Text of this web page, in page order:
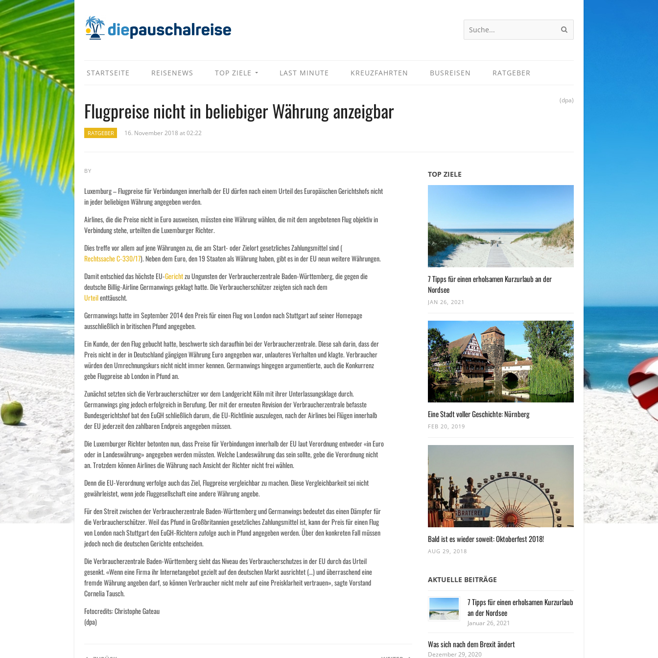
STARTSEITE REISENEWS TOP ZIELE LAST MINUTE KREUZFAHRTEN BUSREISEN RATGEBER
Flugpreise nicht in beliebiger Währung anzeigbar (dpa)
RATGEBER 16. November 2018 at 02:22
BY
Luxemburg – Flugpreise für Verbindungen innerhalb der EU dürfen nach einem Urteil des Europäischen Gerichtshofs nicht
in jeder beliebigen Währung angegeben werden.
Airlines, die die Preise nicht in Euro ausweisen, müssten eine Währung wählen, die mit dem angebotenen Flug objektiv in
Verbindung stehe, urteilten die Luxemburger Richter.
Dies treffe vor allem auf jene Währungen zu, die am Start- oder Zielort gesetzliches Zahlungsmittel sind (
Rechtssache C-330/17). Neben dem Euro, den 19 Staaten als Währung haben, gibt es in der EU neun weitere Währungen.
Damit entschied das höchste EU-Gerichtzu Ungunsten der Verbraucherzentrale Baden-Württemberg, die gegen die
deutsche Billig-Airline Germanwings geklagt hatte. Die Verbraucherschützer zeigten sich nach dem
Urteilenttäuscht.
Germanwings hatte im September 2014 den Preis für einen Flug von London nach Stuttgart auf seiner Homepage
ausschließlich in britischen Pfund angegeben.
Ein Kunde, der den Flug gebucht hatte, beschwerte sich daraufhin bei der Verbraucherzentrale. Diese sah darin, dass der
Preis nicht in der in Deutschland gängigen Währung Euro angegeben war, unlauteres Verhalten und klagte. Verbraucher
würden den Umrechnungskurs nicht nicht immer kennen. Germanwings hingegen argumentierte, auch die Konkurrenz
gebe Flugpreise ab London in Pfund an.
Zunächst setzten sich die Verbraucherschützer vor dem Landgericht Köln mit ihrer Unterlassungsklage durch.
Germanwings ging jedoch erfolgreich in Berufung. Der mit der erneuten Revision der Verbraucherzentrale befasste
Bundesgerichtshof bat den EuGH schließlich darum, die EU-Richtlinie auszulegen, nach der Airlines bei Flügen innerhalb
der EU jederzeit den zahlbaren Endpreis angegeben müssen.
Die Luxemburger Richter betonten nun, dass Preise für Verbindungen innerhalb der EU laut Verordnung entweder «in Euro
oder in Landeswährung» angegeben werden müssten. Welche Landeswährung das sein sollte, gebe die Verordnung nicht
an. Trotzdem können Airlines die Währung nach Ansicht der Richter nicht frei wählen.
Denn die EU-Verordnung verfolge auch das Ziel, Flugpreise vergleichbar zu machen. Diese Vergleichbarkeit sei nicht
gewährleistet, wenn jede Fluggesellschaft eine andere Währung angebe.
Für den Streit zwischen der Verbraucherzentrale Baden-Württemberg und Germanwings bedeutet das einen Dämpfer für
die Verbraucherschützer. Weil das Pfund in Großbritannien gesetzliches Zahlungsmittel ist, kann der Preis für einen Flug
von London nach Stuttgart den EuGH-Richtern zufolge auch in Pfund angegeben werden. Über den konkreten Fall müssen
jedoch noch die deutschen Gerichte entscheiden.
Die Verbraucherzentrale Baden-Württemberg sieht das Niveau des Verbraucherschutzes in der EU durch das Urteil
gesenkt. «Wenn eine Firma ihr Internetangebot gezielt auf den deutschen Markt ausrichtet (…) und überraschend eine
fremde Währung angeben darf, so können Verbraucher nicht mehr auf eine Preisklarheit vertrauen», sagte Vorstand
Cornelia Tausch.
Fotocredits: Christophe Gateau
(dpa)
TOP ZIELE
7 Tipps für einen erholsamen Kurzurlaub an der
Nordsee
JAN 26, 2021
Eine Stadt voller Geschichte: Nürnberg
FEB 20, 2019
Bald ist es wieder soweit: Oktoberfest 2018!
AUG 29, 2018
AKTUELLE BEITRÄGE
7 Tipps für einen erholsamen Kurzurlaub
an der Nordsee
Januar 26, 2021
Was sich nach dem Brexit ändert
Dezember 29, 2020